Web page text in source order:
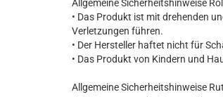
Allgemeine Sicherheitshinweise
• Das Produkt ist mit drehenden
Verletzungen führen.
• Der Hersteller haftet nicht für
• Das Produkt von Kindern und
Allgemeine Sicherheitshinweise